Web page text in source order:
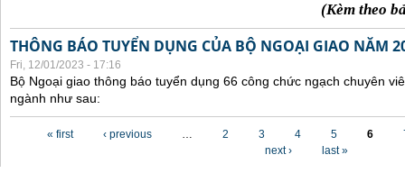
(Kèm theo
THÔNG BÁO TUYỂN DỤNG CỦA BỘ NGOẠI GIAO NĂM
Fri, 12/01/2023 - 17:16
Bộ Ngoại giao thông báo tuyển dụng 66 công chức ngạch chuyên
ngành như sau:
« first ‹ previous … 2 3 4 5 6
next ›
last »